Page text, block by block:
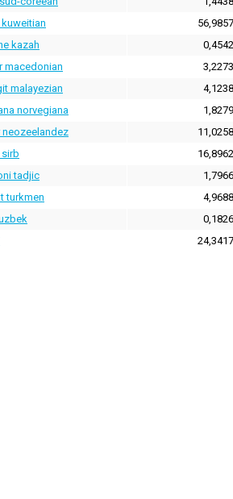
kuweitian
kazah
macedonian
malayezian
norvegiana
neozeelandez
sirb
tadjic
turkmen